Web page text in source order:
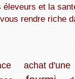
et la
achat d'une